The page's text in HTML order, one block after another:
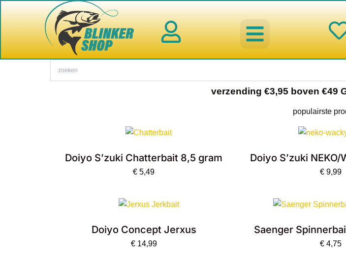
verzending €3,95 boven €49
populairste
Doiyo S’zuki Chatterbait 8,5 gram
€ 5,49
Doiyo S’zuki NEKO/
€ 9,99
Doiyo Concept Jerxus
€14,99
Saenger
€ 4,75
Functioneel
Voorkeuren
Statistieken
Marketing